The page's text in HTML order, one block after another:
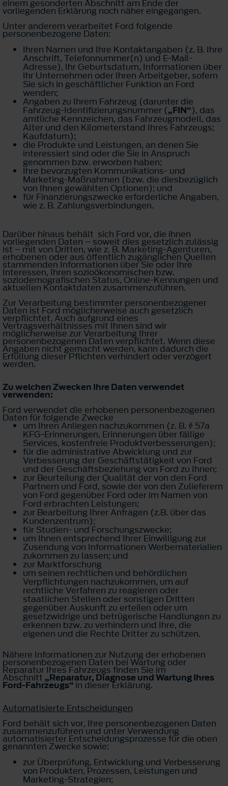
einem gesonderten Abschnitt am Ende der
vorliegenden Erklärung noch näher eingegangen.
Unter anderem verarbeitet Ford folgende
personenbezogene Daten:
Ihren Namen und Ihre Kontaktangaben (z. B. Ihre
Anschrift, Telefonnummer(n) und E-Mail-
Adresse), Ihr Geburtsdatum, Informationen über
Ihr Unternehmen oder Ihren Arbeitgeber, sofern
Sie sich in geschäftlicher Funktion an Ford
wenden;
Angaben zu Ihrem Fahrzeug (darunter die
Fahrzeug-Identifizierungsnummer („FIN“), das
amtliche Kennzeichen, das Fahrzeugmodell, das
Alter und den Kilometerstand Ihres Fahrzeugs;
Kaufdatum);
die Produkte und Leistungen, an denen Sie
interessiert sind oder die Sie in Anspruch
genommen bzw. erworben haben;
Ihre bevorzugten Kommunikations- und
Marketing-Maßnahmen (bzw. die diesbezüglich
von Ihnen gewählten Optionen); und
für Finanzierungszwecke erforderliche Angaben,
wie z. B. Zahlungsverbindungen.
Darüber hinaus behält sich Ford vor, die ihnen
vorliegenden Daten – soweit dies gesetzlich zulässig
ist – mit von Dritten, wie z. B. Marketing-Agenturen,
erhobenen oder aus öffentlich zugänglichen Quellen
stammenden Informationen über Sie oder Ihre
Interessen, Ihren sozioökonomischen bzw.
soziodemografischen Status, Online-Kennungen und
aktuellen Kontaktdaten zusammenzuführen.
Zur Verarbeitung bestimmter personenbezogener
Daten ist Ford möglicherweise auch gesetzlich
verpflichtet. Auch aufgrund eines
Vertragsverhältnisses mit Ihnen sind wir
möglicherweise zur Verarbeitung Ihrer
personenbezogenen Daten verpflichtet. Wenn diese
Angaben nicht gemacht werden, kann dadurch die
Erfüllung dieser Pflichten verhindert oder verzögert
werden.
Zu welchen Zwecken Ihre Daten verwendet
verwenden:
Ford verwendet die erhobenen personenbezogenen
Daten für folgende Zwecke
um Ihren Anliegen nachzukommen (z. B. § 57a
KFG-Erinnerungen, Erinnerungen über fällige
Services, kostenfreie Produktverbesserungen);
für die administrative Abwicklung und zur
Verbesserung der Geschäftstätigkeit von Ford
und der Geschäftsbeziehung von Ford zu Ihnen;
zur Beurteilung der Qualität der von den Ford
Partnern und Ford, sowie der von den Zulieferern
von Ford gegenüber Ford oder im Namen von
Ford erbrachten Leistungen;
zur Bearbeitung Ihrer Anfragen (z.B. über das
Kundenzentrum);
für Studien- und Forschungszwecke;
um Ihnen entsprechend Ihrer Einwilligung zur
Zusendung von Informationen Werbematerialien
zukommen zu lassen; und
zur Marktforschung
um seinen rechtlichen und behördlichen
Verpflichtungen nachzukommen, um auf
rechtliche Verfahren zu reagieren oder
staatlichen Stellen oder sonstigen Dritten
gegenüber Auskunft zu erteilen oder um
gesetzwidrige und betrügerische Handlungen zu
erkennen bzw. zu verhindern und Ihre, die
eigenen und die Rechte Dritter zu schützen.
Nähere Informationen zur Nutzung der erhobenen
personenbezogenen Daten bei Wartung oder
Reparatur Ihres Fahrzeugs finden Sie im
Abschnitt „Reparatur, Diagnose und Wartung Ihres
Ford-Fahrzeugs“ in dieser Erklärung.
Automatisierte Entscheidungen
Ford behält sich vor, Ihre personenbezogenen Daten
zusammenzuführen und unter Verwendung
automatisierter Entscheidungsprozesse für die oben
genannten Zwecke sowie:
zur Überprüfung, Entwicklung und Verbesserung
von Produkten, Prozessen, Leistungen und
Marketing-Strategien;